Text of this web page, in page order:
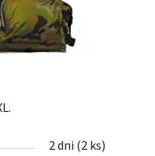
2 dni (2 ks)